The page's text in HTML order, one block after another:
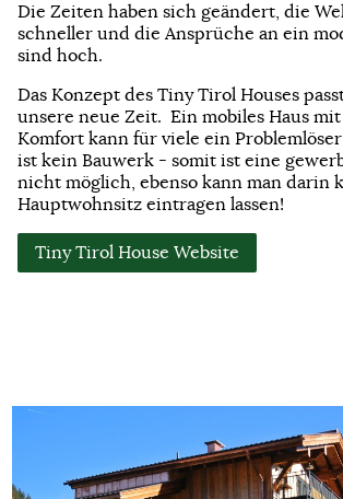
Die Zeiten haben sich geändert, die
schneller und die Ansprüche an ein
sind hoch.
Das Konzept des Tiny Tirol Houses
unsere neue Zeit. Ein mobiles Haus
Komfort kann für viele ein
ist kein Bauwerk - somit ist eine
nicht möglich, ebenso kann man darin
Hauptwohnsitz eintragen lassen!
Tiny Tirol House Website